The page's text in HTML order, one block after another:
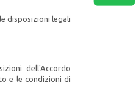
disposizioni legali
dell'Accordo
e le condizioni di